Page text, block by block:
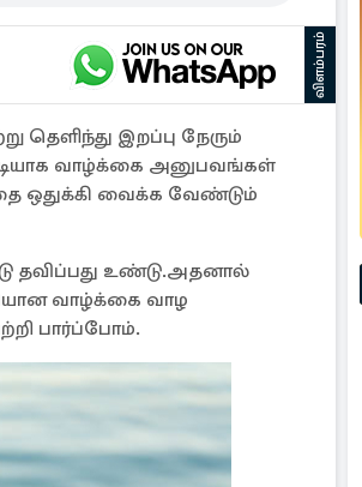
விளம்பரம்
தெளிந்து இறப்பு நேரும்
வாழ்க்கை அனுபவங்கள்
ஒதுக்கி வைக்க வேண்டும்
தவிப்பது உண்டு.அதனால்
வாழ்க்கை வாழ
பார்ப்போம்.